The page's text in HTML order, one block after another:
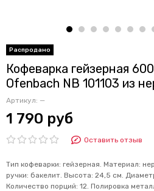
Кофеварка гейзерная
Ofenbach NB 101103 из
Артикул: —
1 790 руб
Оставить отзыв
Тип кофеварки: гейзерная. Материал:
ручки: бакелит. Высота: 24,5 см.
Количество порций: 12. Полировка